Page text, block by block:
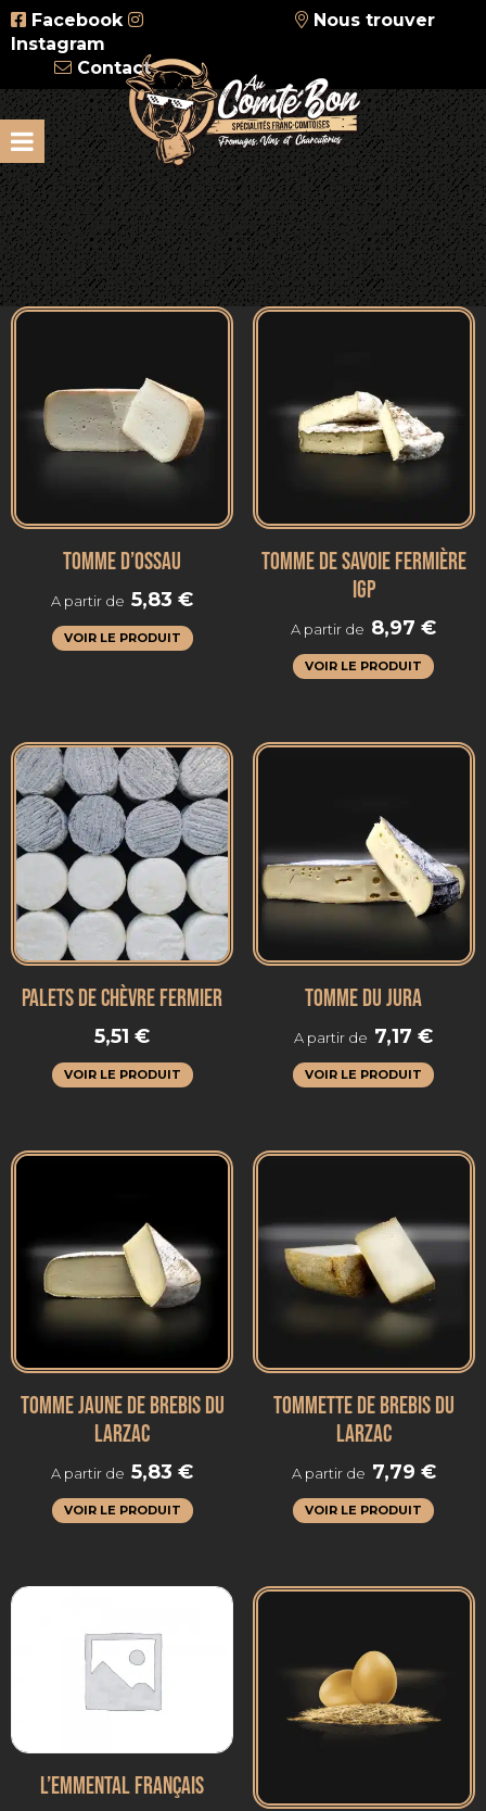
Facebook
Instagram
Nous trouver
Contact
TOMME D’OSSAU
A partir de 5,83€
VOIR LE PRODUIT
TOMME DE SAVOIE FERMIÈRE
IGP
A partir de 8,97€
VOIR LE PRODUIT
PALETS DE CHÈVRE FERMIER
5,51€
VOIR LE PRODUIT
TOMME DU JURA
A partir de 7,17€
VOIR LE PRODUIT
TOMME JAUNE DE BREBIS DU
LARZAC
A partir de 5,83€
VOIR LE PRODUIT
TOMMETTE DE BREBIS DU
LARZAC
A partir de 7,79 €
VOIR LE PRODUIT
L’EMMENTAL FRANÇAIS